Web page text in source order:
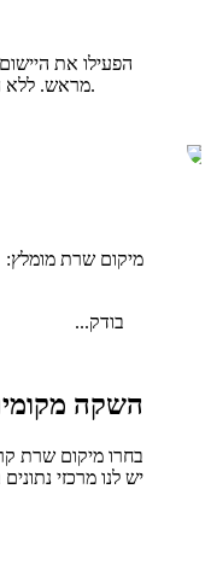
הפעילו את
מראש. ללא התקנה ידנית או שלבי התקנה מורכבים.
מיקום שרת מומלץ:
בודק...
השקה
בחרו מיקום שרת
יש לנו מרכזי